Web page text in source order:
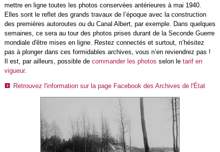
mettre en ligne toutes les photos conservées antérieures à mai 1940.
Elles sont le reflet des grands travaux de l’époque avec la construction
des premières autoroutes ou du Canal Albert, par exemple. Dans quelques
semaines, ce sera au tour des photos prises durant de la Seconde Guerre
mondiale d'être mises en ligne. Restez connectés et surtout, n’hésitez
pas à plonger dans ces formidables archives, vous n’en reviendrez pas !
Il est, par ailleurs, possible de commander les photos selon le tarif en
vigueur.
Retrouvez l'information sur la page Facebook des Archives de l'État